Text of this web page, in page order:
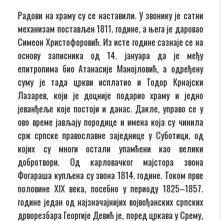
Радови на храму су се наставили. У звонику је сатни
механизам постављен 1811. године, а њега је даровао
Симеон Христофоровић. Из исте године сазнаје се на
основу записника од 14. јануара да је међу
епитропима био Атанасије Манојловић, а одређену
суму је тада цркви исплатио и Тодор Крнајски
Лазарев, који је доцније подарио храму и једно
јеванђеље које постоји и данас. Дакле, управо се у
ово време јављају породице и имена која су чинила
срж српске православне заједнице у Суботици, од
којих су многи остали упамћени као велики
добротвори. Од карловачког мајстора звона
Фогараша купљена су звона 1814. године. Током прве
половине XIX века, посебно у периоду 1825–1857.
године један од најзначајнијих војвођанских српских
дрворезбара Георгије Девић је, поред цркава у Срему,